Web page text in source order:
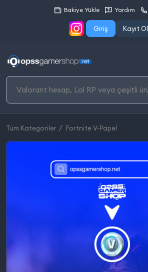
Bakiye Yükle Yardım
Giriş Kayıt Ol
Tüm Kategoriler Fortnite V-Papel